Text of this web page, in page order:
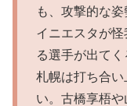
も、攻撃的な姿
イニエスタが
る選手が出てく
札幌は打ち合
い。古橋享梧